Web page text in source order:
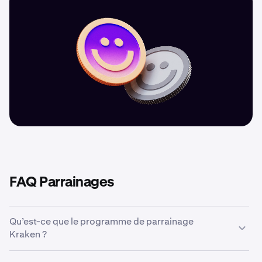
FAQ Parrainages
Qu’est-ce que le programme de parrainage
Kraken ?